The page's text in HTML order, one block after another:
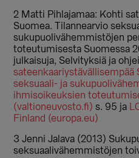
2 Matti Pihlajamaa: Kohti
Suomea. Tilannearvio
sukupuolivähemmistöjen
toteutumisesta Suomessa
julkaisuja, Selvityksiä ja
sateenkaariystävällisempää
seksuaali- ja
ihmisoikeuksien
(valtioneuvosto.fi) s. 95 ja
Finland (europa.eu)
3 Jenni Jalava (2013)
seksuaalivähemmistöjen